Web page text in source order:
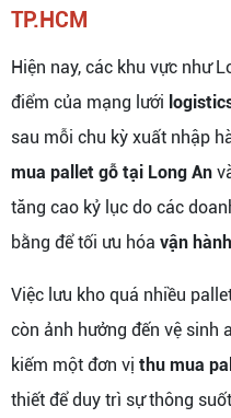
TP.HCM
Hiện nay, các khu vực như
điểm của mạng lưới
sau mỗi chu kỳ xuất nhập
mua pallet gỗ tại Long An
tăng cao kỷ lục do các
bằng để tối ưu hóa vận
Việc lưu kho quá nhiều
còn ảnh hưởng đến vệ sinh
kiếm một đơn vị thu mua
thiết để duy trì sự thông